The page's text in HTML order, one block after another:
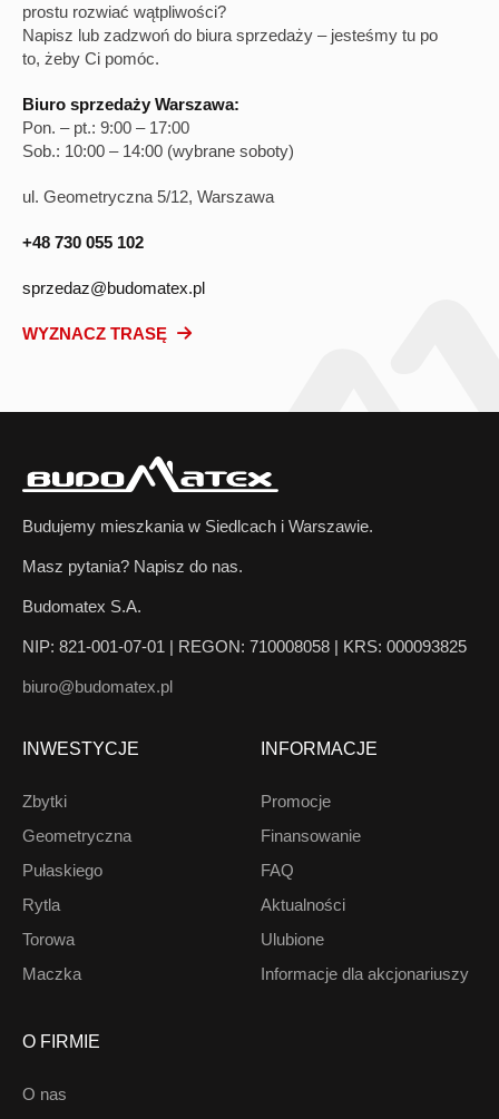
prostu rozwiać wątpliwości?
Napisz lub zadzwoń do biura sprzedaży – jesteśmy tu po
to, żeby Ci pomóc.
Biuro sprzedaży Warszawa:
Pon. – pt.: 9:00 – 17:00
Sob.: 10:00 – 14:00 (wybrane soboty)
ul. Geometryczna 5/12, Warszawa
+48 730 055 102
sprzedaz@budomatex.pl
WYZNACZ TRASĘ
Budujemy mieszkania w Siedlcach i Warszawie.
Masz pytania? Napisz do nas.
Budomatex S.A.
NIP: 821-001-07-01 | REGON: 710008058 | KRS: 000093825
biuro@budomatex.pl
INWESTYCJE
Zbytki
Geometryczna
Pułaskiego
Rytla
Torowa
Maczka
INFORMACJE
Promocje
Finansowanie
FAQ
Aktualności
Ulubione
Informacje dla akcjonariuszy
O FIRMIE
O nas